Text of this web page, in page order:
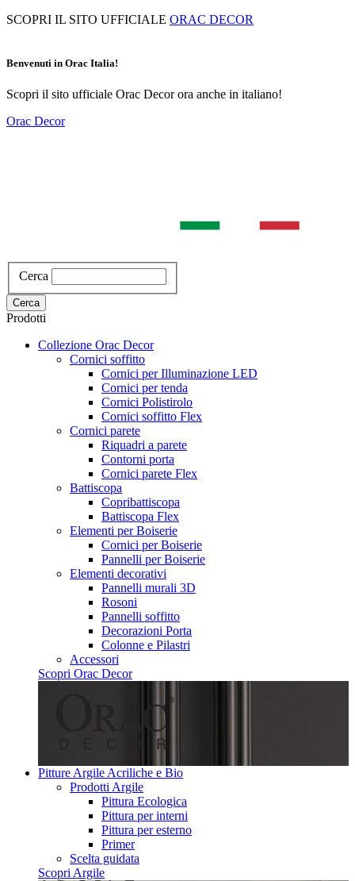
Salta
principale
SCOPRI IL SITO UFFICIALE ORAC DECOR
Benvenuti in Orac Italia!
Scopri il sito ufficiale Orac Decor ora anche in italiano!
Orac Decor
Cerca
Cerca
Prodotti
Collezione Orac Decor
Cornici soffitto
Cornici per Illuminazione LED
Cornici per tenda
Cornici Polistirolo
Cornici soffitto Flex
Cornici parete
Riquadri a parete
Contorni porta
Cornici parete Flex
Battiscopa
Copribattiscopa
Battiscopa Flex
Elementi per Boiserie
Cornici per Boiserie
Pannelli per Boiserie
Elementi decorativi
Pannelli murali 3D
Rosoni
Pannelli soffitto
Decorazioni Porta
Colonne e Pilastri
Accessori
Scopri Orac Decor
Pitture Argile Acriliche e Bio
Prodotti Argile
Pittura Ecologica
Pittura per interni
Pittura per esterno
Primer
Scelta guidata
Scopri Argile